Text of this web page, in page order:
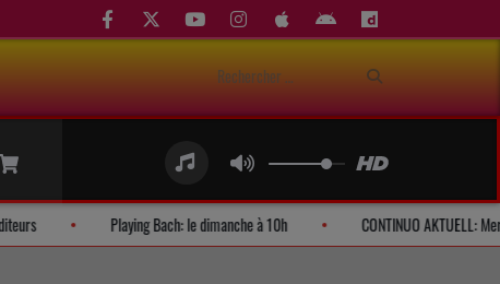
Demandes d'auditeurs Playing Bach: le dimanche à 10h